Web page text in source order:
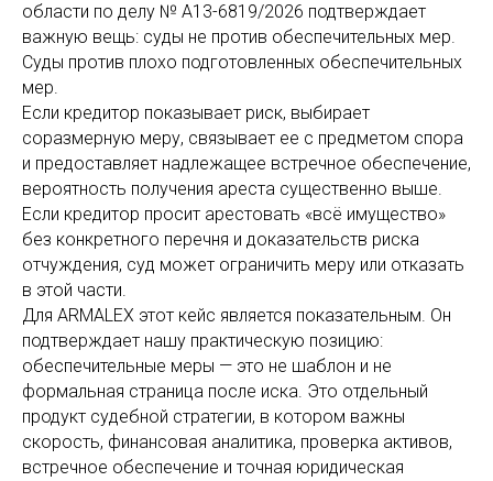
области по делу № А13-6819/2026 подтверждает
важную вещь: суды не против обеспечительных мер.
Суды против плохо подготовленных обеспечительных
мер.
Если кредитор показывает риск, выбирает
соразмерную меру, связывает ее с предметом спора
и предоставляет надлежащее встречное обеспечение,
вероятность получения ареста существенно выше.
Если кредитор просит арестовать «всё имущество»
без конкретного перечня и доказательств риска
отчуждения, суд может ограничить меру или отказать
в этой части.
Для ARMALEX этот кейс является показательным. Он
подтверждает нашу практическую позицию:
обеспечительные меры — это не шаблон и не
формальная страница после иска. Это отдельный
продукт судебной стратегии, в котором важны
скорость, финансовая аналитика, проверка активов,
встречное обеспечение и точная юридическая